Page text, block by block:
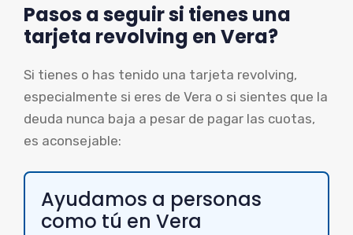
Pasos a seguir si tienes una
tarjeta revolving en Vera?
Si tienes o has tenido una tarjeta revolving,
especialmente si eres de Vera o si sientes que la
deuda nunca baja a pesar de pagar las cuotas,
es aconsejable:
Ayudamos a personas
como tú en Vera